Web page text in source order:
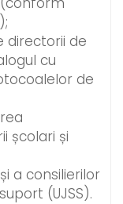
directorii de
cu
de
școlari și
a consilierilor
(UJSS).